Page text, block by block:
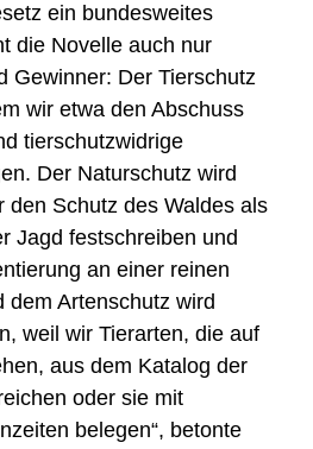
ein bundesweites
die Novelle auch nur
Gewinner: Der Tierschutz
wir etwa den Abschuss
tierschutzwidrige
Der Naturschutz wird
den Schutz des Waldes als
Jagd festschreiben und
an einer reinen
dem Artenschutz wird
weil wir Tierarten, die auf
aus dem Katalog der
oder sie mit
belegen“, betonte